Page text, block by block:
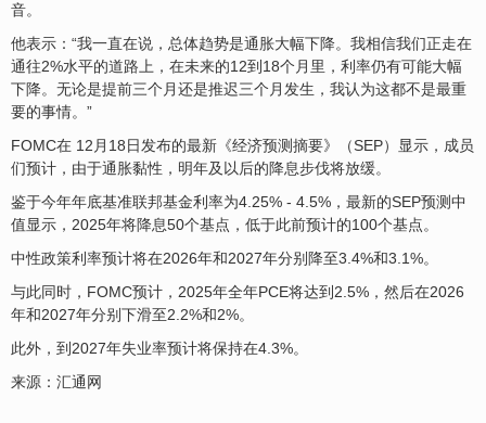
音。
他表示：“我一直在说，总体趋势是通胀大幅下降。我相信我们正走在
通往2%水平的道路上，在未来的12到18个月里，利率仍有可能大幅
下降。无论是提前三个月还是推迟三个月发生，我认为这都不是最重
要的事情。”
FOMC在 12月18日发布的最新《经济预测摘要》（SEP）显示，成员
们预计，由于通胀黏性，明年及以后的降息步伐将放缓。
鉴于今年年底基准联邦基金利率为4.25% - 4.5%，最新的SEP预测中
值显示，2025年将降息50个基点，低于此前预计的100个基点。
中性政策利率预计将在2026年和2027年分别降至3.4%和3.1%。
与此同时，FOMC预计，2025年全年PCE将达到2.5%，然后在2026
年和2027年分别下滑至2.2%和2%。
此外，到2027年失业率预计将保持在4.3%。
来源：汇通网